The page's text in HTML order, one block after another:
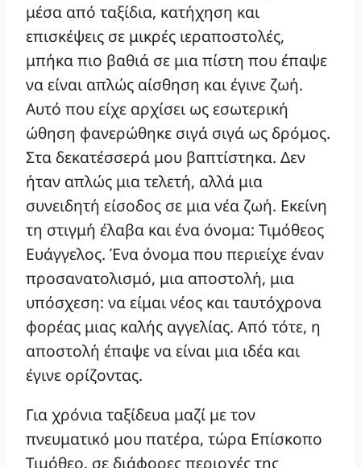
μέσα από ταξίδια, κατήχηση και
επισκέψεις σε μικρές ιεραποστολές,
μπήκα πιο βαθιά σε μια πίστη που έπαψε
να είναι απλώς αίσθηση και έγινε ζωή.
Αυτό που είχε αρχίσει ως εσωτερική
ώθηση φανερώθηκε σιγά σιγά ως δρόμος.
Στα δεκατέσσερά μου βαπτίστηκα. Δεν
ήταν απλώς μια τελετή, αλλά μια
συνειδητή είσοδος σε μια νέα ζωή. Εκείνη
τη στιγμή έλαβα και ένα όνομα: Τιμόθεος
Ευάγγελος. Ένα όνομα που περιείχε έναν
προσανατολισμό, μια αποστολή, μια
υπόσχεση: να είμαι νέος και ταυτόχρονα
φορέας μιας καλής αγγελίας. Από τότε, η
αποστολή έπαψε να είναι μια ιδέα και
έγινε ορίζοντας.
Για χρόνια ταξίδευα μαζί με τον
πνευματικό μου πατέρα, τώρα Επίσκοπο
Τιμόθεο, σε διάφορες περιοχές της